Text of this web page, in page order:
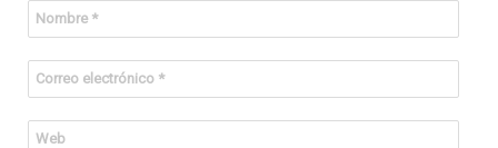
Nombre *
Correo electrónico *
Web